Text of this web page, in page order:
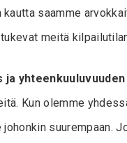
kautta saamme
meitä
ja
Kun olemme
suurempaan.